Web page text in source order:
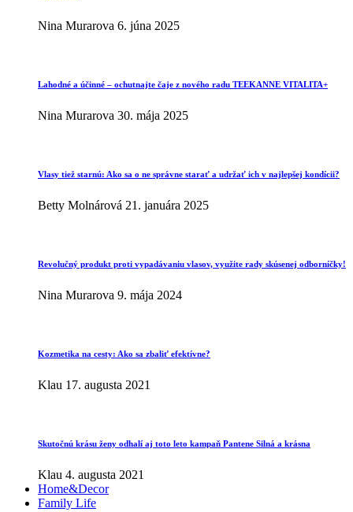
Nina Murarova 6. júna 2025
Lahodné a účinné – ochutnajte čaje z nového radu TEEKANNE VITALITA+
Nina Murarova 30. mája 2025
Vlasy tiež starnú: Ako sa o ne správne starať a udržať ich v najlepšej kondícii?
Betty Molnárová 21. januára 2025
Revolučný produkt proti vypadávaniu vlasov, využite rady skúsenej odborníčky!
Nina Murarova 9. mája 2024
Kozmetika na cesty: Ako sa zbaliť efektívne?
Klau 17. augusta 2021
Skutočnú krásu ženy odhalí aj toto leto kampaň Pantene Silná a krásna
Klau 4. augusta 2021
Home&Decor
Family Life